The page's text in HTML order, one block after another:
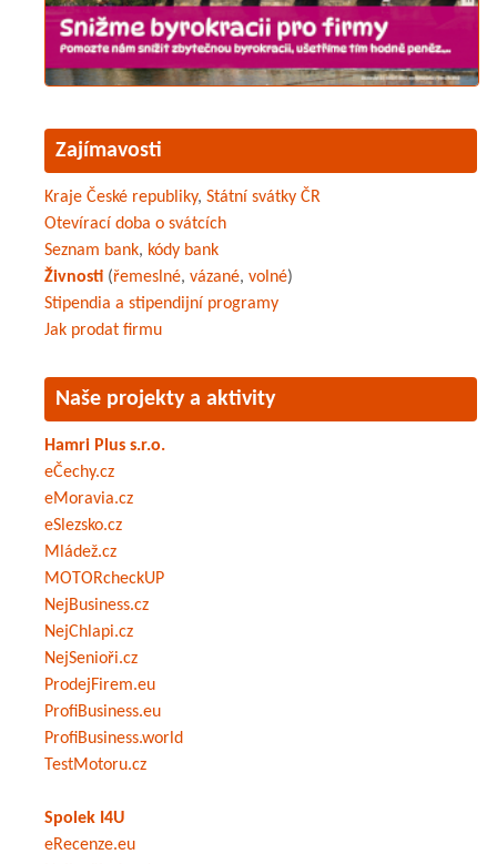
Zajímavosti
Kraje České republiky, Státní svátky ČR
Otevírací doba o svátcích
Seznam bank, kódy bank
Živnosti (řemeslné, vázané, volné)
Stipendia a stipendijní programy
Jak prodat firmu
Naše projekty a aktivity
Hamri Plus s.r.o.
eČechy.cz
eMoravia.cz
eSlezsko.cz
Mládež.cz
MOTORcheckUP
NejBusiness.cz
NejChlapi.cz
NejSenioři.cz
ProdejFirem.eu
ProfiBusiness.eu
ProfiBusiness.world
TestMotoru.cz
Spolek I4U
eRecenze.eu